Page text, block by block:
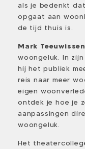
als je bedenkt
opgaat aan
de tijd thuis is.
Mark Teeuwissen
woongeluk. In
hij het publiek
reis naar meer
eigen
ontdek je hoe je
aanpassingen
woongeluk.
Het